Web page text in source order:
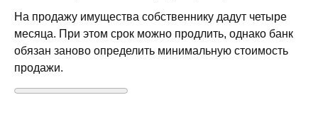
На продажу имущества собственнику дадут четыре
месяца. При этом срок можно продлить, однако банк
обязан заново определить минимальную стоимость
продажи.